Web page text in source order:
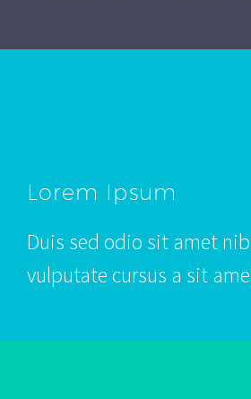
Lorem Ipsum
Duis sed odio sit amet
vulputate cursus a sit